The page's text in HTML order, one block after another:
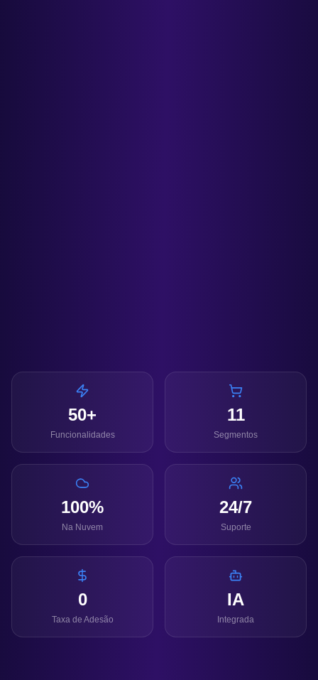
50+
Funcionalidades
11
Segmentos
100%
Na Nuvem
24/7
Suporte
0
Taxa de Adesão
IA
Integrada